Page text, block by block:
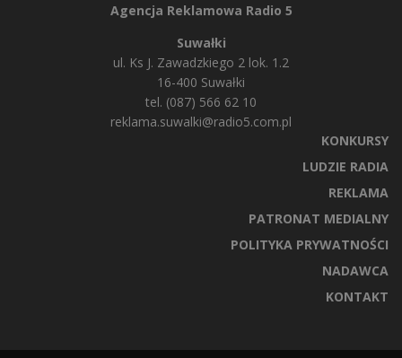
Agencja Reklamowa Radio 5
Suwałki
ul. Ks J. Zawadzkiego 2 lok. 1.2
16-400 Suwałki
tel. (087) 566 62 10
reklama.suwalki@radio5.com.pl
KONKURSY
LUDZIE RADIA
REKLAMA
PATRONAT MEDIALNY
POLITYKA PRYWATNOŚCI
NADAWCA
KONTAKT